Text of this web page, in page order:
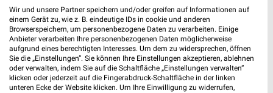
4 km
Wohnenpreishits
4 km
Büro Spezial
Wir und unsere Partner speichern und/oder greifen auf Informationen auf
einem Gerät zu, wie z. B. eindeutige IDs in cookie und anderen
Browserspeichern, um personenbezogene Daten zu verarbeiten. Einige
Anbieter verarbeiten Ihre personenbezogenen Daten möglicherweise
aufgrund eines berechtigten Interesses. Um dem zu widersprechen, öffnen
Sie die „Einstellungen“. Sie können Ihre Einstellungen akzeptieren, ablehnen
oder verwalten, indem Sie auf die Schaltfläche „Einstellungen verwalten“
klicken oder jederzeit auf die Fingerabdruck-Schaltfläche in der linken
unteren Ecke der Website klicken. Um Ihre Einwilligung zu widerrufen,